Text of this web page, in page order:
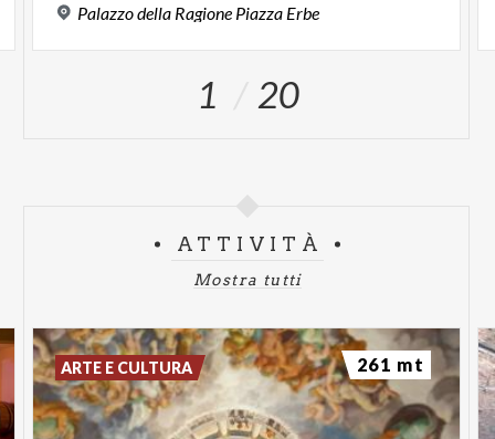
Palazzodella Ragione Piazza Erbe
1 20
ATTIVITÀ
Mostra tutti
ARTE E CULTURA 261 mt